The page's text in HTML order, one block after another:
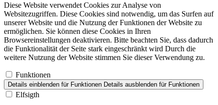
Diese Website verwendet Cookies zur Analyse von
Websitezugriffen. Diese Cookies sind notwendig, um das Surfen auf
unserer Website und die Nutzung der Funktionen der Website zu
ermöglichen. Sie können diese Cookies in Ihren
Browsereinstellungen deaktivieren. Bitte beachten Sie, dass dadurch
die Funktionalität der Seite stark eingeschränkt wird Durch die
weitere Nutzung der Website stimmen Sie dieser Verwendung zu.
Funktionen
Details einblenden für Funktionen Details ausblenden für Funktionen
Elfsigth